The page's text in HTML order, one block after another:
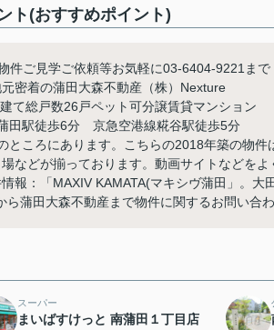
ト(おすすめポイント)
件ご見学ご依頼等お気軽に03-6404-9221まで
密着の蒲田大森不動産（株）Nexture
総戸数26戸ペット可分譲賃貸マンション
田駅徒歩6分 京急空港線糀谷駅徒歩5分
ところにあります。こちらの2018年築の物件
などが揃っております。動画サイトなどを
報：「MAXIV KAMATA(マキシヴ蒲田」。大
蒲田大森不動産まで物件に関するお問い合
スーパー
まいばすけっと 南蒲田１丁目店